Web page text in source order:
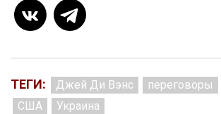
ТЕГИ: Джей Ди Вэнс переговоры
США
Украина